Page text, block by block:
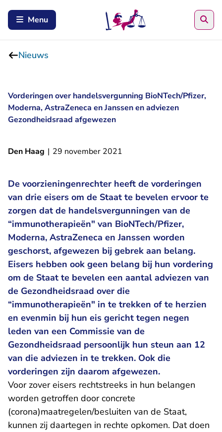
Menu
Nieuws
Vorderingen over handelsvergunning BioNTech/Pfizer,
Moderna, AstraZeneca en Janssen en adviezen
Gezondheidsraad afgewezen
Den Haag | 29 november 2021
De voorzieningenrechter heeft de vorderingen
van drie eisers om de Staat te bevelen ervoor te
zorgen dat de handelsvergunningen van de
“immunotherapieën" van BioNTech/Pfizer,
Moderna, AstraZeneca en Janssen worden
geschorst, afgewezen bij gebrek aan belang.
Eisers hebben ook geen belang bij hun vordering
om de Staat te bevelen een aantal adviezen van
de Gezondheidsraad over die
“immunotherapieën" in te trekken of te herzien
en evenmin bij hun eis gericht tegen negen
leden van een Commissie van de
Gezondheidsraad persoonlijk hun steun aan 12
van die adviezen in te trekken. Ook die
vorderingen zijn daarom afgewezen.
Voor zover eisers rechtstreeks in hun belangen
worden getroffen door concrete
(corona)maatregelen/besluiten van de Staat,
kunnen zij daartegen in rechte opkomen. Dat doen